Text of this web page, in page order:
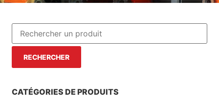
RECHERCHER
CATÉGORIES DE PRODUITS